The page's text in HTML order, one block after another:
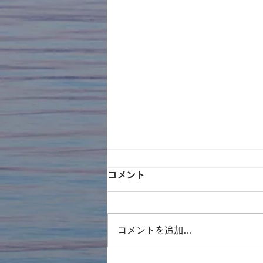
コメント
コメントを追加…